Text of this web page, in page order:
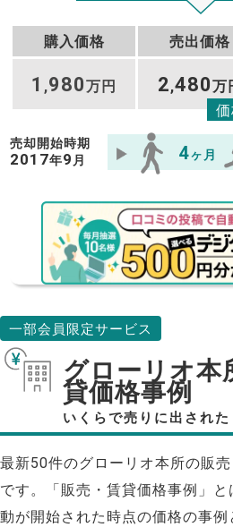
購入価格 売出価格
1 ,980万円 2,480万
売却開始時期
2017年9 月 4ヶ月
一部会員限定サービス
グローリオ本
貸価格事例
いくらで売りに出された
最新50件のグローリオ本所の販
です。「販売・賃貸価格事例」
動が開始された時点の価格の事例